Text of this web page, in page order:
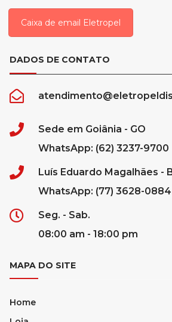
Caixa de email Eletropel
DADOS DE CONTATO
Sede em Goiânia - GO
WhatsApp: (62) 3237-9700
Luís Eduardo Magalhães -
WhatsApp: (77) 3628-0884
Seg. - Sab.
08:00 am - 18:00 pm
MAPA DO SITE
Home